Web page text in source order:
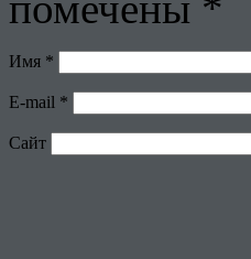
Имя *
E-mail *
Сайт